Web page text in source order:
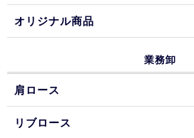
オリジナル商品
業務卸
肩ロース
リブロース